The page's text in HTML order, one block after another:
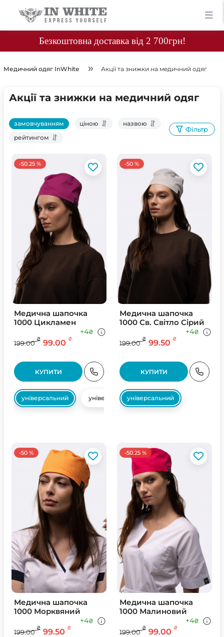
Безкоштовна доставка від 2 700грн!
Медичний одяг InWhite Акції та знижки на медичний одяг
Акції та знижки на медичний одяг
замовчуванням ціною
назвою
рейтингом
Фільтр
-50.25 %
Медична шапочка
1000 Цикламен
199.00
₴ 99.00 ₴
+4₴
КУПИТИ
універсальний універсальний
-50 %
Медична шапочка
1000 Св. Свiтло Сiрий
199.00
₴ 99.50 ₴
+4₴
КУПИТИ
універсальний
-50 %
Медична шапочка
1000 Морквяний
199.00
₴ 99.50 ₴
+4₴
-50.25 %
Медична шапочка
1000 Малиновий
199.00
₴ 99.00 ₴
+4₴